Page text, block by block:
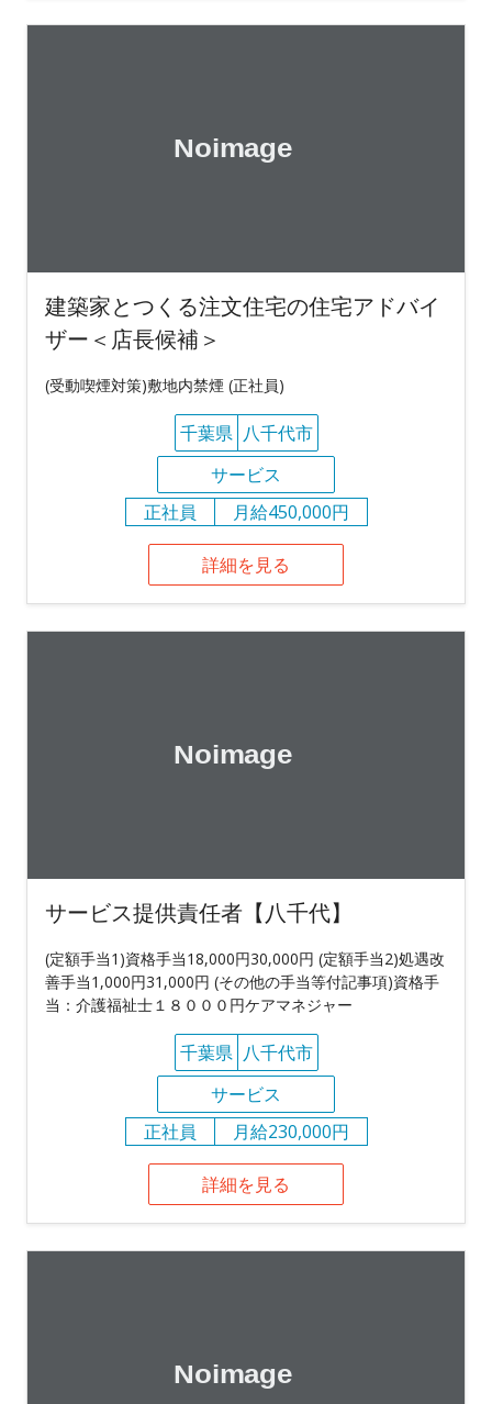
建築家とつくる注文住宅の住宅アドバイ
ザー＜店長候補＞
(受動喫煙対策)敷地内禁煙 (正社員)
千葉県 八千代市
サービス
正社員
月給450,000円
詳細を見る
サービス提供責任者【八千代】
(定額手当1)資格手当18,000円30,000円 (定額手当2)処遇改
善手当1,000円31,000円 (その他の手当等付記事項)資格手
当：介護福祉士１８０００円ケアマネジャー
千葉県 八千代市
サービス
正社員
月給230,000円
詳細を見る